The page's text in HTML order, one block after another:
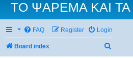
ΤΟ ΨΑΡΕΜΑ ΚΑΙ ΤΑ
FAQ Login
Register
Board index